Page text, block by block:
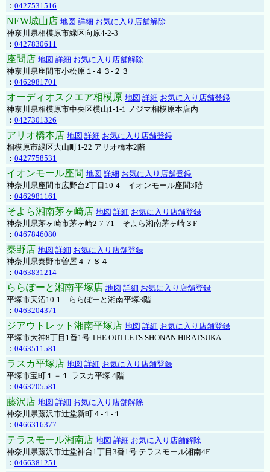
： 0427531516
NEW城山店 地図 詳細 お気に入り店舗解除
神奈川県相模原市緑区向原4-2-3
： 0427830611
座間店 地図 詳細 お気に入り店舗解除
神奈川県座間市小松原１-４３-２３
： 0462981701
オーディオスクエア相模原 地図 詳細 お気に入り店舗登録
神奈川県相模原市中央区横山1-1-1 ノジマ相模原本店内
： 0427301326
アリオ橋本店 地図 詳細 お気に入り店舗登録
相模原市緑区大山町1-22 アリオ橋本2階
： 0427758531
イオンモール座間 地図 詳細 お気に入り店舗登録
神奈川県座間市広野台2丁目10-4 イオンモール座間3階
： 0462981161
そよら湘南茅ヶ崎店 地図 詳細 お気に入り店舗登録
神奈川県茅ヶ崎市茅ヶ崎2‐7‐71 そよら湘南茅ヶ崎３F
： 0467846080
秦野店 地図 詳細 お気に入り店舗登録
神奈川県秦野市曽屋４７８４
： 0463831214
ららぽーと湘南平塚店 地図 詳細 お気に入り店舗登録
平塚市天沼10-1 ららぽーと湘南平塚3階
： 0463204371
ジアウトレット湘南平塚店 地図 詳細 お気に入り店舗登録
平塚市大神8丁目1番1号 THE OUTLETS SHONAN HIRATSUKA
： 0463511581
ラスカ平塚店 地図 詳細 お気に入り店舗登録
平塚市宝町１－１ ラスカ平塚 4階
： 0463205581
藤沢店 地図 詳細 お気に入り店舗解除
神奈川県藤沢市辻堂新町４-１-１
： 0466316377
テラスモール湘南店 地図 詳細 お気に入り店舗解除
神奈川県藤沢市辻堂神台1丁目3番1号 テラスモール湘南4F
： 0466381251